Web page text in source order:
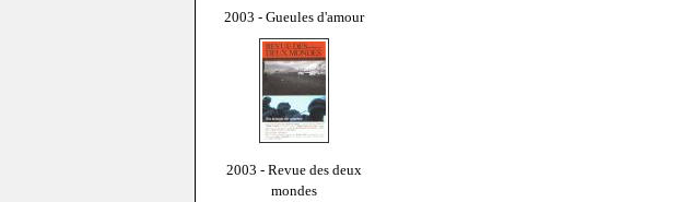
2003 - Gueules d'amour
2003 - Revue des deux
mondes